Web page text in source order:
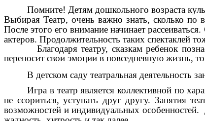
Помните! Детям дошкольного возраста
Выбирая Театр, очень важно знать, сколько по
После этого его внимание начинает
актеров. Продолжительность таких спектаклей
Благодаря театру, сказкам ребенок
переносит свои эмоции в повседневную жизнь, то
В детском саду театральная деятельность
Игра в театр является коллективной по
не ссориться, уступать друг другу. Занятия
возможностей и индивидуальных